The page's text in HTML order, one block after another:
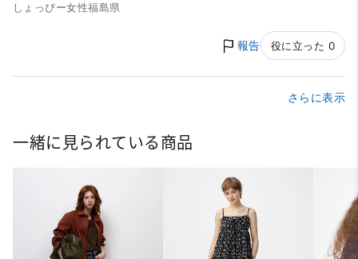
しょっぴー女性福島県
報告 役に立った 0
さらに表示
一緒に見られている商品